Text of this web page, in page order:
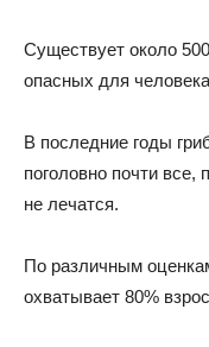
Существует около
опасных для
В последние годы
поголовно почти
не лечатся.
По различным
охватывает 80%